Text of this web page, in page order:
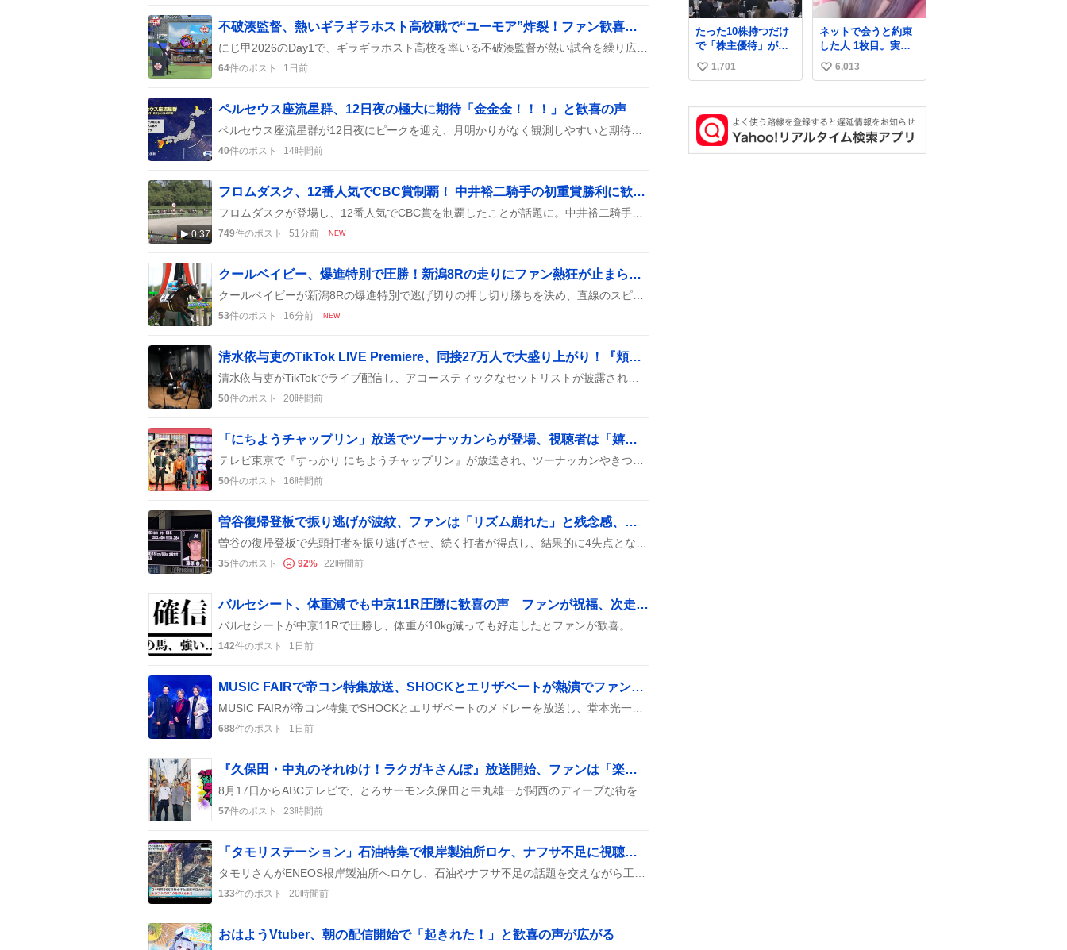
不破湊監督、熱いギラギラホスト高校戦で“ユーモア”炸裂！ファン歓喜の声続出
64件のポスト 1日前
ペルセウス座流星群、12日夜の極大に期待「金金金！！！」と歓喜の声
40件のポスト 14時間前
0:37
フロムダスク、12番人気でCBC賞制覇！ 中井裕二騎手の初重賞勝利に歓喜の声
749件のポスト 51分前 NEW
クールベイビー、爆進特別で圧勝！新潟8Rの走りにファン熱狂が止まらない
53件のポスト 16分前 NEW
清水依与吏のTikTok LIVE Premiere、同接27万人で大盛り上がり！『頬を濡らす雨のように』が感動の嵐
50件のポスト 20時間前
「にちようチャップリン」放送でツーナッカンらが登場、視聴者は「嬉しい」「大爆笑」と歓喜
50件のポスト 16時間前
曽谷復帰登板で振り逃げが波紋、ファンは「リズム崩れた」と残念感、試合展開に影響
35件のポスト 92% 22時間前
バルセシート、体重減でも中京11R圧勝に歓喜の声 ファンが祝福、次走期待も高まる
142件のポスト 1日前
MUSIC FAIRで帝コン特集放送、SHOCKとエリザベートが熱演でファン歓喜
688件のポスト 1日前
『久保田・中丸のそれゆけ！ラクガキさんぽ』放送開始、ファンは「楽しみ」や「期待」の声
57件のポスト 23時間前
「タモリステーション」石油特集で根岸製油所ロケ、ナフサ不足に視聴者「足りてない」と嘆く
133件のポスト 20時間前
おはようVtuber、朝の配信開始で「起きれた！」と歓喜の声が広がる
な顔してたら、わざ
わざ車外に出て来て
くださり✨ 「フリー
素材なので載せて大
丈夫です！」と自ら
言ってくださる親切
感謝
たった10株持つだけ
で「株主優待」が受
けられる驚きの企業
ランキング 第9位：
本マクドナルド（株
価：約7,600円） 第7
位：ソニーグループ
い
ね
数
1,701
ネットで会うと約束
した人 1枚目。実際
来た人2枚目
い
ね
数
6,013